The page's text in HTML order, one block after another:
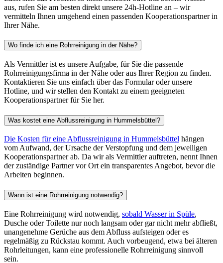
Bieten Ihre vermittelten Unternehmen auch Leckage-Ortung in
Hummelsbüttel an?
Ja, unsere Kooperationspartner in Hummelsbüttel bieten neben der
klassischen Rohr- und Abflussreinigung auch eine Leckage-Ortung
an, um undichte Stellen im Leitungssystem präzise und ohne
Wie schnell erreichen Sie Haushalte im Umkreis von Hummelsbüttel?
Über unseren 24h-Notdienst vermitteln wir Ihnen in der Regel
innerhalb kurzer Zeit einen Kooperationspartner, der auch außerhalb
des Zentrums von Hummelsbüttel im gesamten Umkreis im Einsatz
ist – rund um die Uhr, auch an Sonn- und Feiertagen.
Können Sie auch helfen, falls ich einen Rohrreinigung-Notdienst in
Norderstedt brauche?
Selbstverständlich. Unser Netzwerk an Kooperationspartnern deckt
neben Hummelsbüttel auch die umliegenden Orte wie Norderstedt
ab, sodass wir auch dort schnell einen passenden Ansprechpartner
für Sie finden.
Bei weiteren Fragen und für allgemeine Infos rund um das Thema
Rohrreinigung können Sie sich gerne auch in unseren Ratgebern
informieren:
Hausmittel gegen verstopfte Abflüsse – was funktioniert wirklich?
24h-Notdienst bei Rohrverstopfung